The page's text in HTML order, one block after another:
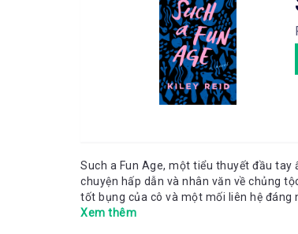
Such a Fun Age, một tiểu thuyết đầu
chuyện hấp dẫn và nhân văn về chủng
tốt bụng của cô và một mối liên hệ đáng
Xem thêm